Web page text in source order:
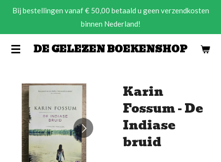
Ga
de
DE GELEZEN BOEKENSHOP
Bij bestellingen vanaf € 50,00 betaald u geen verzendkosten
binnen Nederland!
Karin
Fossum - De
Indiase
bruid